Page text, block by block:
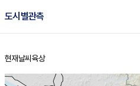
도시별관측
홈
현재날씨 육상